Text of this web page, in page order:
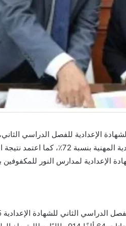
الإعدادية للفصل الدراسي
الدراسي 2025/2026، بنسبة نجاح 77.25٪؜، كما اعتمد نتيجة الإعدادية المهنية